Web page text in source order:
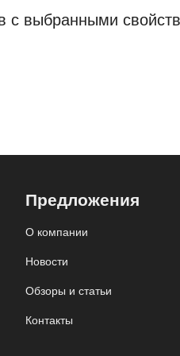
с выбранными
Предложения
О компании
Новости
Обзоры и статьи
Контакты